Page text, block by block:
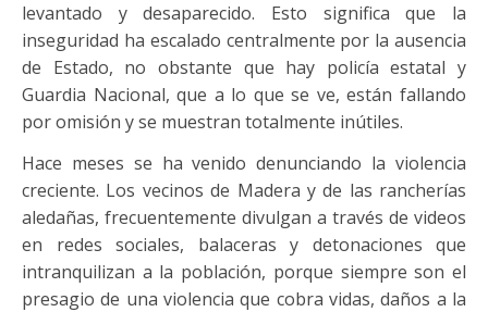
levantado y desaparecido. Esto significa que la
inseguridad ha escalado centralmente por la ausencia
de Estado, no obstante que hay policía estatal y
Guardia Nacional, que a lo que se ve, están fallando
por omisión y se muestran totalmente inútiles.
Hace meses se ha venido denunciando la violencia
creciente. Los vecinos de Madera y de las rancherías
aledañas, frecuentemente divulgan a través de videos
en redes sociales, balaceras y detonaciones que
intranquilizan a la población, porque siempre son el
presagio de una violencia que cobra vidas, daños a la